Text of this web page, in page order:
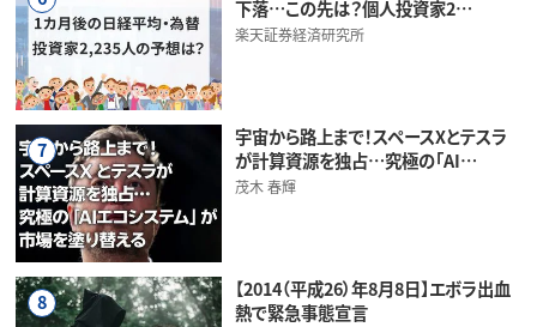
下落…この先は？個人投資家2…
楽天証券経済研究所
7
宇宙から路上まで！スペースXとテスラ
が計算資源を独占…究極の「AI…
茂木 春輝
8
【2014（平成26）年8月8日】エボラ出血
熱で緊急事態宣言